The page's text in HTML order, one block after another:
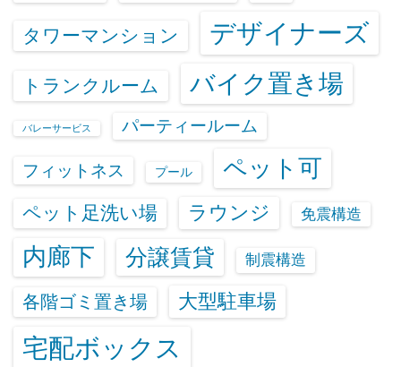
タワーマンション デザイナーズ
トランクルーム バイク置き場
バレーサービス パーティールーム
フィットネス プール ペット可
ペット足洗い場 ラウンジ 免震構造
内廊下 分譲賃貸 制震構造
各階ゴミ置き場 大型駐車場
宅配ボックス